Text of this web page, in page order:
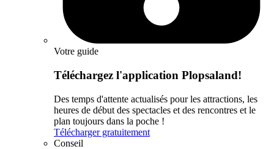
Votre guide
Téléchargez l'application Plopsaland!
Des temps d'attente actualisés pour les attractions, les
heures de début des spectacles et des rencontres et le
plan toujours dans la poche !
Télécharger gratuitement
Conseil